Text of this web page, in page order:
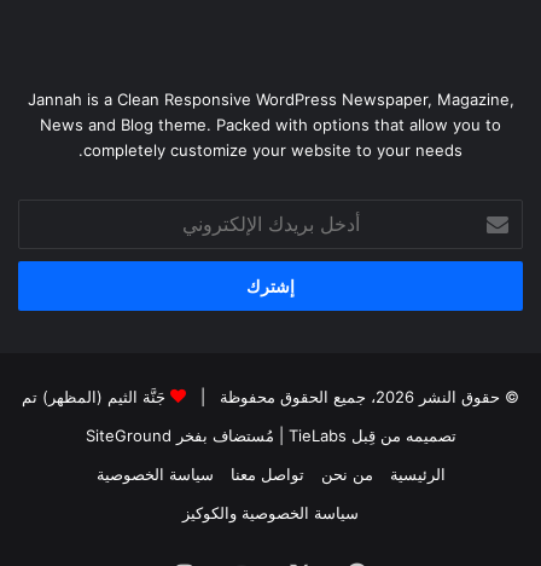
Jannah is a Clean Responsive WordPress Newspaper, Magazine,
News and Blog theme. Packed with options that allow you to
completely customize your website to your needs.
بريدك
الإلكتروني
© حقوق النشر 2026، جميع الحقوق محفوظة |
جَنَّة الثيم (المظهر) تم
تصميمه من قِبل TieLabs
| مُستضاف بفخر SiteGround
الرئيسية
من نحن تواصل معنا
سياسة الخصوصية
سياسة الخصوصية والكوكيز